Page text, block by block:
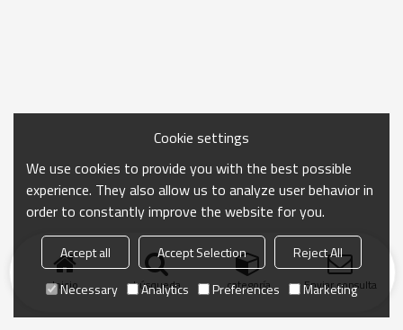
Inicio búsqueda categoría Enviar consulta
Cookie settings
We use cookies to provide you with the best possible
experience. They also allow us to analyze user behavior in
order to constantly improve the website for you.
Accept all Accept Selection
Reject All
Necessary
Analytics Preferences Marketing